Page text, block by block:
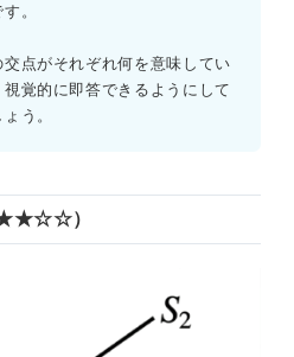
。
交点がそれぞれ何を意味してい
視覚的に即答できるようにして
う。
）